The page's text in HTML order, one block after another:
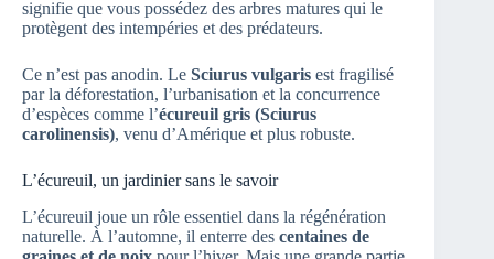
signifie que vous possédez des arbres matures qui le
protègent des intempéries et des prédateurs.
Ce n’est pas anodin. Le Sciurus vulgaris est fragilisé
par la déforestation, l’urbanisation et la concurrence
d’espèces comme l’écureuil gris (Sciurus
carolinensis), venu d’Amérique et plus robuste.
L’écureuil, un jardinier sans le savoir
L’écureuil joue un rôle essentiel dans la régénération
naturelle. À l’automne, il enterre des centaines de